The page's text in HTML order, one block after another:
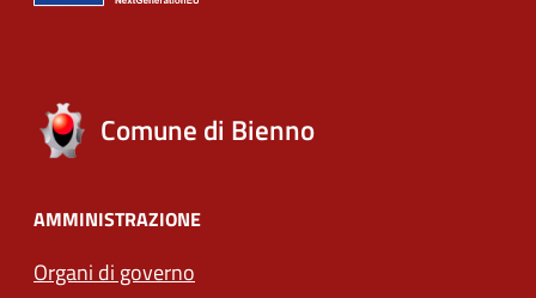
Comune di Bienno
AMMINISTRAZIONE
Organi di governo